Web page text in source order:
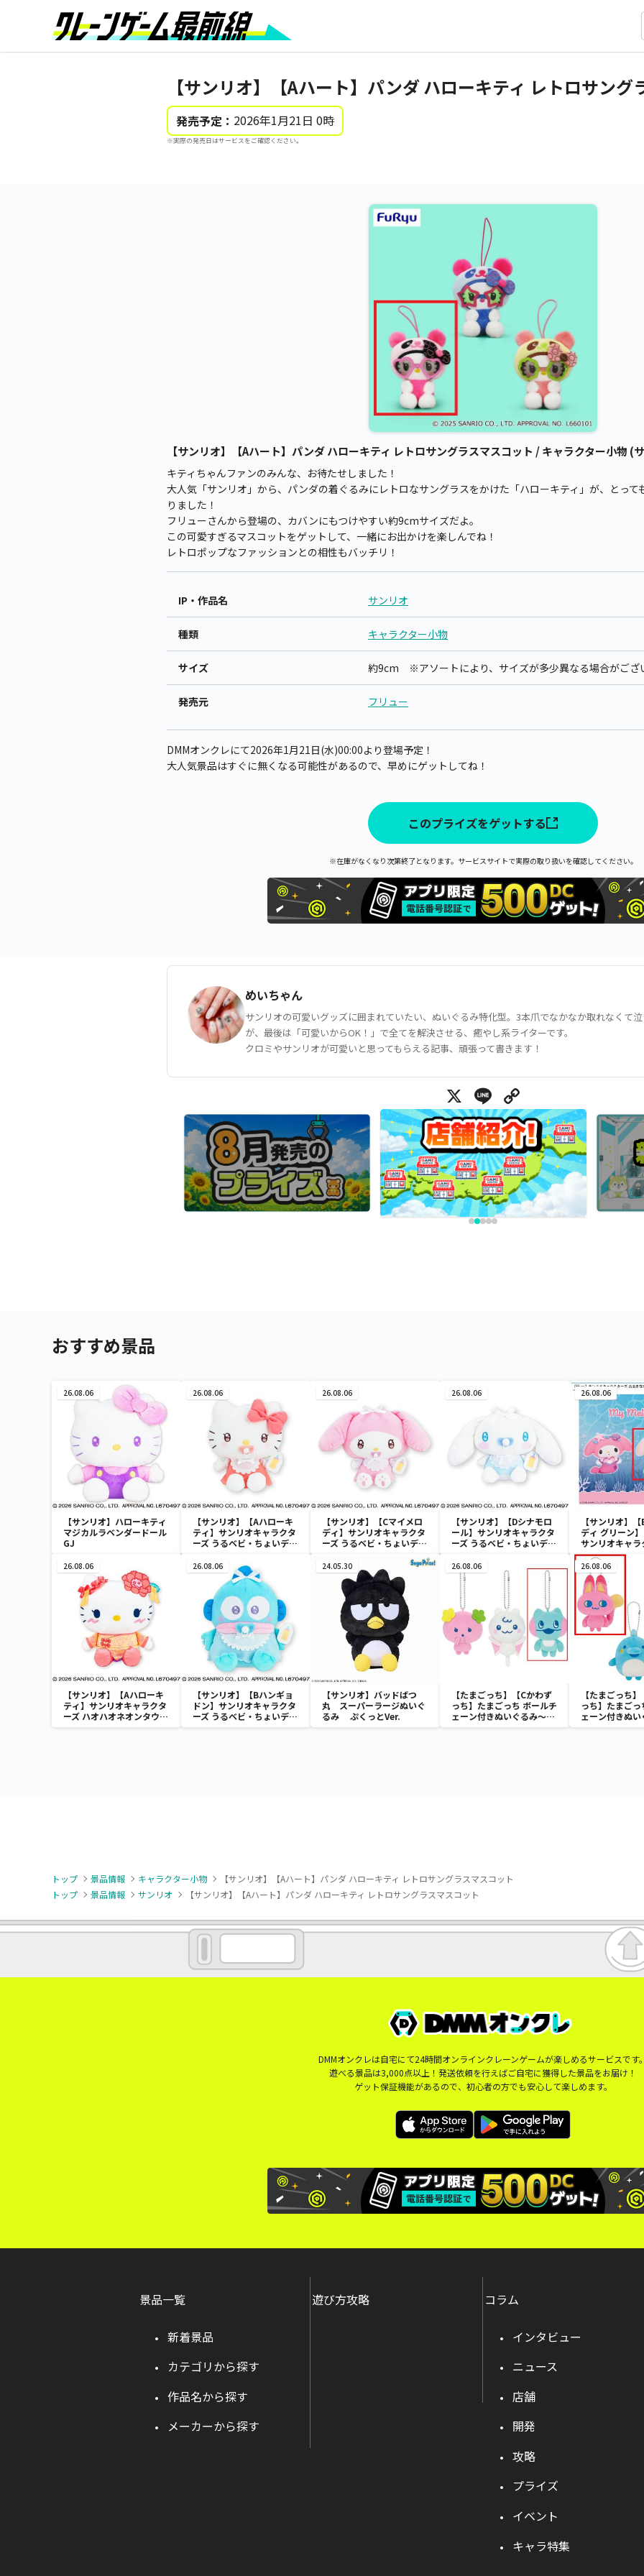
【サンリオ】【Aハート】パンダ ハローキティ レトロサング
発売予定： 2026年1月21日 0時
※実際の発売日はサービスをご確認ください。
【サンリオ】【Aハート】パンダ ハローキティ レトロサングラスマスコット / キャラクター小物 (
キティちゃんファンのみんな、お待たせしました！
大人気「サンリオ」から、パンダの着ぐるみにレトロなサングラスをかけた「ハローキティ」が、とっ
りました！
フリューさんから登場の、カバンにもつけやすい約9cmサイズだよ。
この可愛すぎるマスコットをゲットして、一緒にお出かけを楽しんでね！
レトロポップなファッションとの相性もバッチリ！
IP・作品名 サンリオ
種類 キャラクター小物
サイズ 約9cm ※アソートにより、サイズが多少異なる場合がござ
発売元 フリュー
DMMオンクレにて2026年1月21日(水)00:00より登場予定！
大人気景品はすぐに無くなる可能性があるので、早めにゲットしてね！
このプライズをゲットする
※在庫がなくなり次第終了となります。サービスサイトで実際の取り扱いを確認してください。
めいちゃん
サンリオの可愛いグッズに囲まれていたい、ぬいぐるみ特化型。3本爪でなかなか取れなくて
が、最後は「可愛いからOK！」で全てを解決させる、癒やし系ライターです。
クロミやサンリオが可愛いと思ってもらえる記事、頑張って書きます！
X Line
おすすめ景品
26.08.06
【サンリオ】ハローキティ
マジカルラベンダードール
GJ
26.08.06
【サンリオ】【Aハローキ
ティ】サンリオキャラクタ
ーズ うるベビ・ちょいデカ
26.08.06
【サンリオ】【Cマイメロ
ディ】サンリオキャラクタ
ーズ うるベビ・ちょいデカ
26.08.06
【サンリオ】【Dシナモロ
ール】サンリオキャラクタ
ーズ うるベビ・ちょいデカ
26.08.06
【サンリオ】
ディ グリーン
サンリオキャラ
おきな
イメロディ マ
～
26.08.06
【サンリオ】【Aハローキ
ティ】サンリオキャラクタ
ーズ ハオハオネオンタウン
ドールBIGタイプ1
26.08.06
【サンリオ】【Bハンギョ
ドン】サンリオキャラクタ
ーズ うるベビ・ちょいデカ
ドール
24.05.30
【サンリオ】バッドばつ
丸 スーパーラージぬいぐ
るみ ぷくっとVer.
26.08.06
【たまごっち】【Cかわず
っち】たまごっち ボールチ
ェーン付きぬいぐるみ～
Tamagotchi Paradise～
26.08.06
【たまごっち
っち】たまご
ェーン付きぬい
Tamagotchi
トップ 景品情報 キャラクター小物
【サンリオ】【Aハート】パンダ ハローキティ レトロサングラスマスコット
トップ
景品情報 サンリオ 【サンリオ】【Aハート】パンダ ハローキティ レトロサングラスマスコット
DMMオンクレは自宅にて24時間オンラインクレーンゲームが楽しめるサービスです
遊べる景品は3,000点以上！発送依頼を行えばご自宅に獲得した景品をお届け！
ゲット保証機能があるので、初心者の方でも安心して楽しめます。
景品一覧
新着景品
カテゴリから探す
作品名から探す
メーカーから探す
遊び方攻略 コラム
インタビュー
ニュース
店舗
開発
攻略
プライズ
イベント
キャラ特集